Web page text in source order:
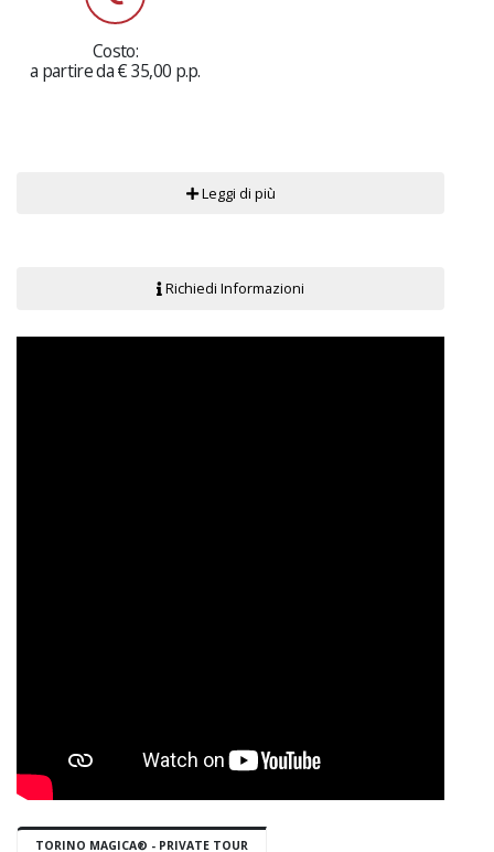
Costo:
a partire da € 35,00 p.p.
Leggi di più
Richiedi Informazioni
TORINO MAGICA® - PRIVATE TOUR